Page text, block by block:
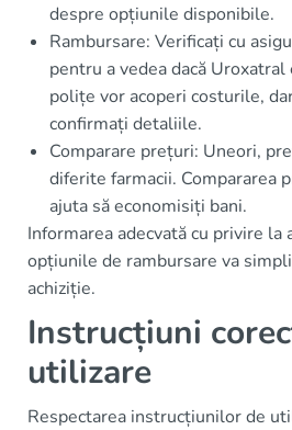
despre opțiunile disponibile.
Rambursare: Verificați cu
pentru a vedea dacă
polițe vor acoperi costurile,
confirmați detaliile.
Comparare prețuri: Uneori,
diferite farmacii. Compararea
ajuta să economisiți bani.
Informarea adecvată cu privire la
opțiunile de rambursare va
achiziție.
Instrucțiuni
utilizare
Respectarea instrucțiunilor de